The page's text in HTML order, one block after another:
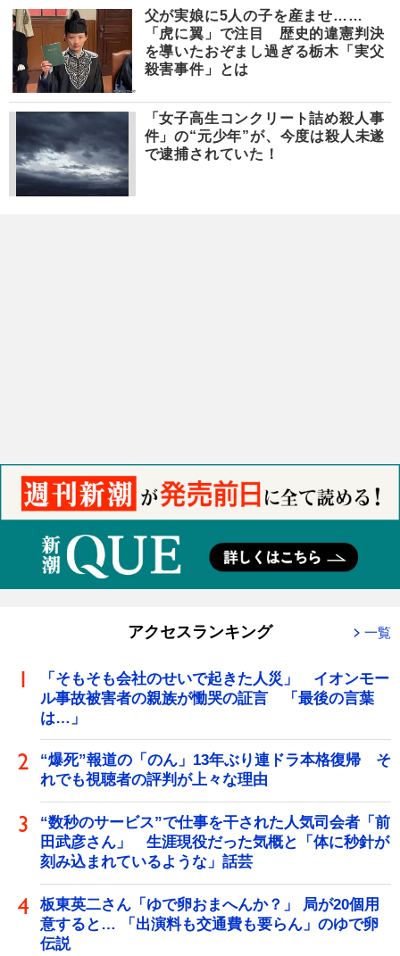
父が実娘に5人の子を産ませ……
「虎に翼」で注目 歴史的違憲判決
を導いたおぞまし過ぎる栃木「実父
殺害事件」とは
「女子高生コンクリート詰め殺人事
件」の“元少年”が、今度は殺人未遂
で逮捕されていた！
アクセスランキング 一覧
「そもそも会社のせいで起きた人災」 イオンモー
ル事故被害者の親族が慟哭の証言 「最後の言葉
は…」
“爆死”報道の「のん」13年ぶり連ドラ本格復帰 そ
れでも視聴者の評判が上々な理由
“数秒のサービス”で仕事を干された人気司会者「前
田武彦さん」 生涯現役だった気概と「体に秒針が
刻み込まれているような」話芸
板東英二さん「ゆで卵おまへんか？」 局が20個用
意すると… 「出演料も交通費も要らん」のゆで卵
伝説